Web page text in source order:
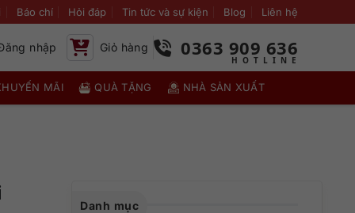
Báo chí Hỏi đáp Tin tức và sự kiện Blog Liên hệ
nhập Giỏ hàng 0363 909 636
MÃI QUÀ TẶNG NHÀ SẢN XUẤT
Danh mục